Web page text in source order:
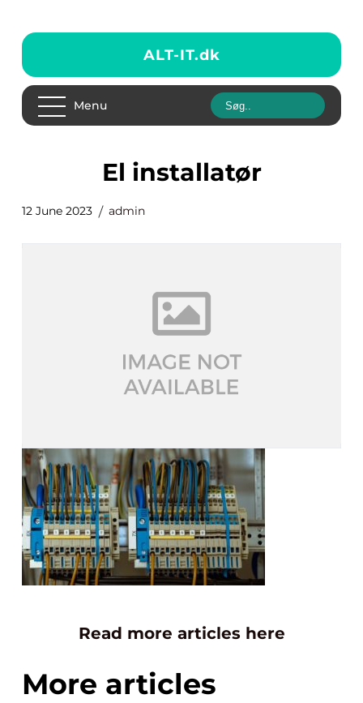
ALT-IT.dk
Menu
el installatør
12 June 2023 admin
Read more articles here
More articles